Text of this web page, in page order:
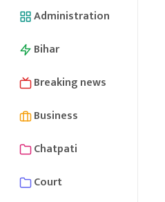
Administration
Bihar
Breaking news
Business
Chatpati
Court